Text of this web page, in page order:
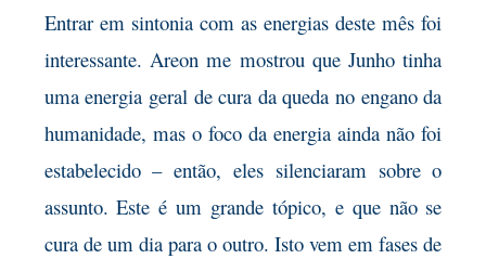
Entrar em sintonia com as energias deste mês foi
interessante. Areon me mostrou que Junho tinha
uma energia geral de cura da queda no engano da
humanidade, mas o foco da energia ainda não foi
estabelecido – então, eles silenciaram sobre o
assunto. Este é um grande tópico, e que não se
cura de um dia para o outro. Isto vem em fases de